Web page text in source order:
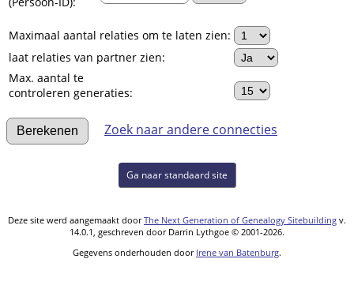
Maximaal aantal relaties om te laten zien:
laat relaties van partner zien:
Max. aantal te
controleren generaties:
Zoek naar andere connecties
Ga naar standaard site
Deze site werd aangemaakt doorThe Next Generation of Genealogy Sitebuilding v.
14.0.1, geschreven door Darrin Lythgoe © 2001-2026.
Gegevens onderhouden door Irene van Batenburg.